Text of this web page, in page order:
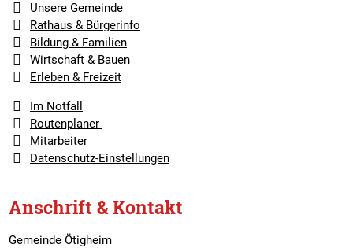
Unsere Gemeinde
Rathaus & Bürgerinfo
Bildung & Familien
Wirtschaft & Bauen
Erleben & Freizeit
Im Notfall
Routenplaner
Mitarbeiter
Datenschutz-Einstellungen
Anschrift & Kontakt
Gemeinde Ötigheim